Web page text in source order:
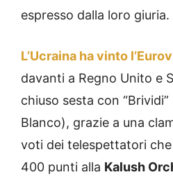
espresso dalla loro giuria.
L’Ucraina ha vinto
davanti a Regno Unito e
chiuso sesta con
Blanco), grazie a una
voti dei telespettatori
400 punti alla Kalush